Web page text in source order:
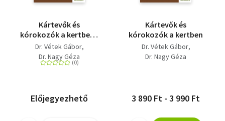
Kártevők és
kórokozók a kertben -
Károsítók
azonosítása és a
védekezés lehetőségei
Dr. Vétek Gábor
Dr. Nagy Géza
Előjegyezhető
Kártevők és
kórokozók a kertben
Dr. Vétek Gábor
Dr. Nagy Géza
3 890 Ft - 3 990 Ft